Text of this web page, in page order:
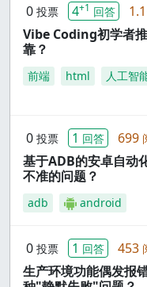
0 投票 4+1 回答
Vibe Coding初学者
靠？
前端 html 人工智
0 投票 1 回答 699
基于ADB的安卓自动
不准的问题？
adb android
0 投票 1 回答 453
生产环境功能偶发报